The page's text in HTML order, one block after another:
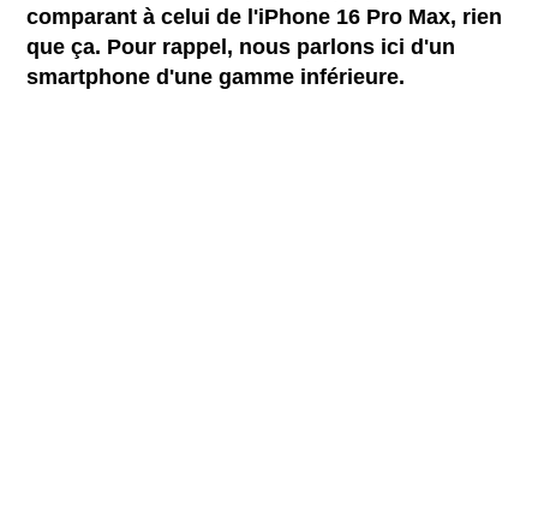
comparant à celui de l'iPhone 16 Pro Max, rien
que ça. Pour rappel, nous parlons ici d'un
smartphone d'une gamme inférieure.